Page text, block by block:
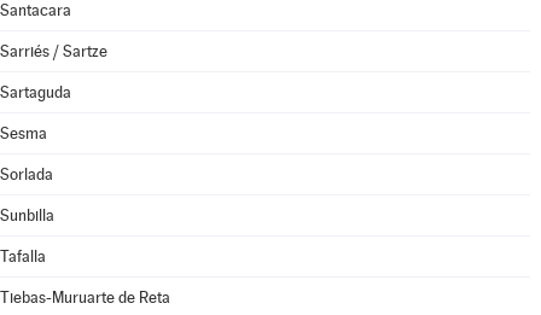
Santacara
Sarriés / Sartze
Sartaguda
Sesma
Sorlada
Sunbilla
Tafalla
Tiebas-Muruarte de Reta